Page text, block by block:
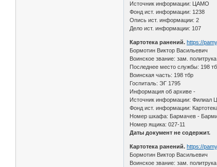
Источник информации: ЦАМО
Фонд ист. информации: 1238
Опись ист. информации: 2
Дело ист. информации: 107
Картотека ранений. https://
Бормотин Виктор Васильевич
Воинское звание: зам. политрука
Последнее место службы: 198
Воинская часть: 198 тбр
Госпиталь: ЭГ 1795
Информация об архиве -
Источник информации: Филиал
Фонд ист. информации:
Номер шкафа: Бармачев -
Номер ящика: 027-11
Даты документ не содержит.
Картотека ранений. https://
Бормотин Виктор Васильевич
Воинское звание: зам. политрука